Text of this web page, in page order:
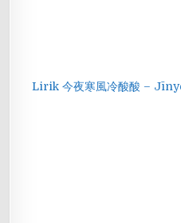
Lirik 今夜寒風冷酸酸 –